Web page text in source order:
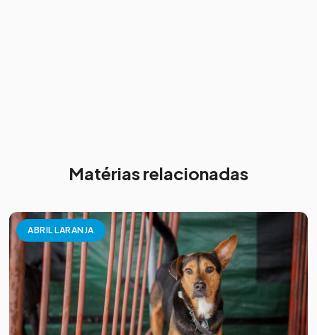
Matérias relacionadas
ABRIL LARANJA